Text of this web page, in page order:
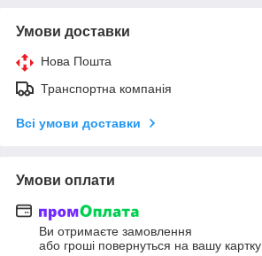
Умови доставки
Нова Пошта
Транспортна компанія
Всі умови доставки
Умови оплати
Ви отримаєте замовлення
або гроші повернуться на вашу картку